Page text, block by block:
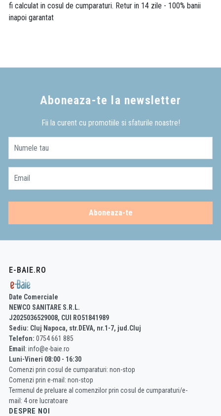
fi calculat in cosul de cumparaturi. Retur in 14 zile - 100% banii
inapoi garantat
Aboneaza-te la newsletter
Fii la curent cu promotiile si sfaturile noastre!
Numele tau
Email
Aboneaza-te
E-BAIE.RO
Date Comerciale
NEWCO SANITARE S.R.L.
J2025036529008, CUI RO51841989
Sediu: Cluj Napoca, str.DEVA, nr.1-7, jud.Cluj
Telefon: 0754 661 885
Email : info@e-baie.ro
Luni-Vineri 08:00 - 16:30
Comenzi prin cosul de cumparaturi: non-stop
Comenzi prin e-mail: non-stop
Termenul de preluare al comenzilor prin cosul de cumparaturi/e-
mail: 4 ore lucratoare
DESPRE NOI